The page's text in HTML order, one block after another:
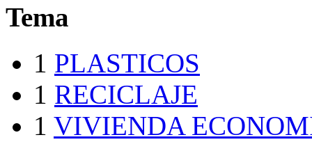
Tema
1 PLASTICOS
1 RECICLAJE
1 VIVIENDA